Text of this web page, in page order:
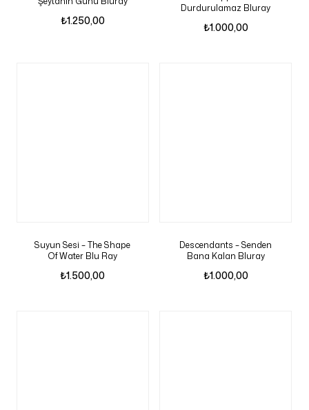
₺1.250,00
Durdurulamaz Bluray
₺1.000,00
Suyun Sesi – The Shape
Of Water Blu Ray
₺1.500,00
Descendants – Senden
Bana Kalan Bluray
₺1.000,00